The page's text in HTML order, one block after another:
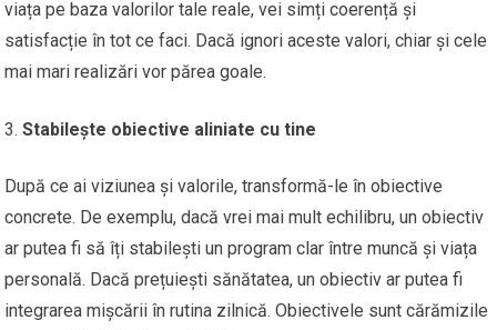
viața pe baza valorilor tale reale, vei simți coerență și
satisfacție în tot ce faci. Dacă ignori aceste valori, chiar și cele
mai mari realizări vor părea goale.
Stabilește obiective aliniate cu tine
După ce ai viziunea și valorile, transformă-le în obiective
concrete. De exemplu, dacă vrei mai mult echilibru, un obiectiv
ar putea fi să îți stabilești un program clar între muncă și viața
personală. Dacă prețuiești sănătatea, un obiectiv ar putea fi
integrarea mișcării în rutina zilnică. Obiectivele sunt cărămizile